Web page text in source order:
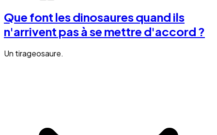
Que font les dinosaures quand ils
n'arrivent pas à se mettre d'accord ?
Un tirageosaure.